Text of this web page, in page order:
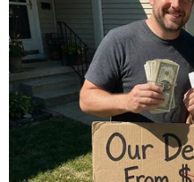
Thành viên VAA tham gia
thiện vì trẻ em có hoàn
Nguyễn
Theo phóng viên